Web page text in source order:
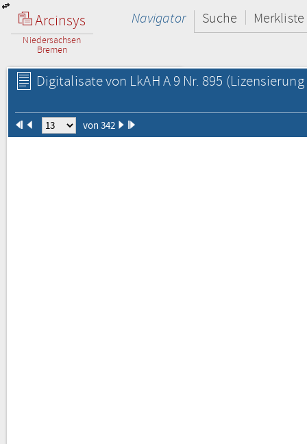
Arcinsys
Niedersachsen
Bremen
Navigator Suche Merkliste
Digitalisate von LkAH A 9 Nr. 895
von 342